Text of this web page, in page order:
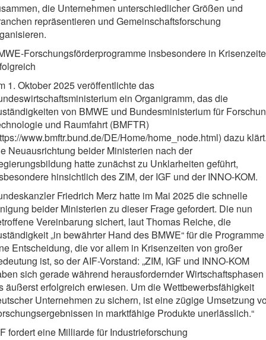
die Unternehmen unterschiedlicher Größen und
repräsentieren und Gemeinschaftsforschung
Forschungsförderprogramme insbesondere in
1. Oktober 2025 veröffentlichte das
ein Organigramm, das die
von BMWE und Bundesministerium für
und Raumfahrt (BMFTR)
www.bmftr.bund.de/DE/Home/home_node.html) dazu
Neuausrichtung beider Ministerien nach der
hatte zunächst zu Unklarheiten geführt,
hinsichtlich des ZIM, der IGF und der INNO-KOM.
Friedrich Merz hatte im Mai 2025 die schnelle
beider Ministerien zu dieser Frage gefordert. Die nun
Vereinbarung sichert, laut Thomas Reiche, die
„in bewährter Hand des BMWE“ für die
Entscheidung, die vor allem in Krisenzeiten von großer
ist, so der AIF-Vorstand: „ZIM, IGF und INNO-KOM
sich gerade während herausfordernder Wirtschaftsphasen
äußerst erfolgreich erwiesen. Um die Wettbewerbsfähigkeit
Unternehmen zu sichern, ist eine zügige Umsetzung
in marktfähige Produkte unerlässlich.“
fordert eine Milliarde für Industrieforschung